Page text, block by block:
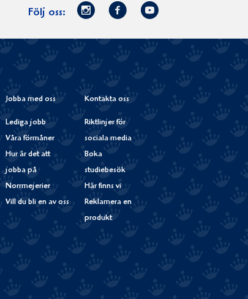
Följ oss:
Norrmejerier
Instagram
Facebook
Youtube
Jobba med oss
Lediga jobb
Våra förmåner
Hur är det att
jobba på
Norrmejerier
Vill du bli en av oss
Kontakta oss
Riktlinjer för
sociala media
Boka
studiebesök
Här finns vi
Reklamera en
produkt